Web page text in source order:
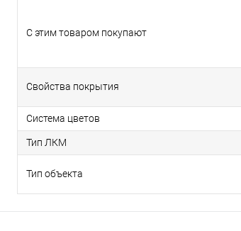
С этим товаром покупают
Свойства покрытия
Система цветов
Тип ЛКМ
Тип объекта